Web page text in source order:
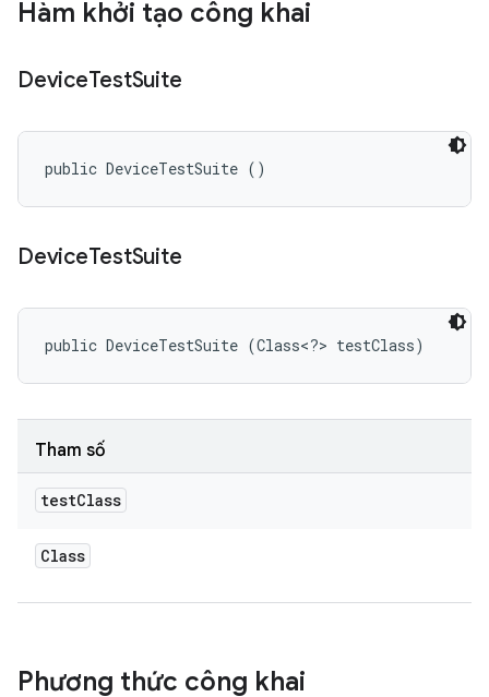
Hàm khởi tạo công khai
DeviceTestSuite
public DeviceTestSuite ()
DeviceTestSuite
public DeviceTestSuite (Class<?> testClass)
Tham số
testClass
Class
Phương thức công khai